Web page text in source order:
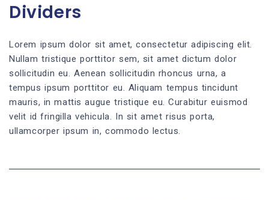
Dividers
Lorem ipsum dolor sit amet, consectetur adipiscing elit.
Nullam tristique porttitor sem, sit amet dictum dolor
sollicitudin eu. Aenean sollicitudin rhoncus urna, a
tempus ipsum porttitor eu. Aliquam tempus tincidunt
mauris, in mattis augue tristique eu. Curabitur euismod
velit id fringilla vehicula. In sit amet risus porta,
ullamcorper ipsum in, commodo lectus.